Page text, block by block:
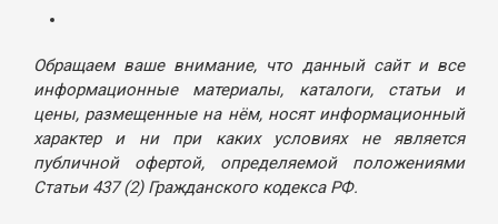
Обращаем ваше внимание, что данный сайт и все
информационные материалы, каталоги, статьи и
цены, размещенные на нём, носят информационный
характер и ни при каких условиях не является
публичной офертой, определяемой положениями
Статьи 437 (2) Гражданского кодекса РФ.